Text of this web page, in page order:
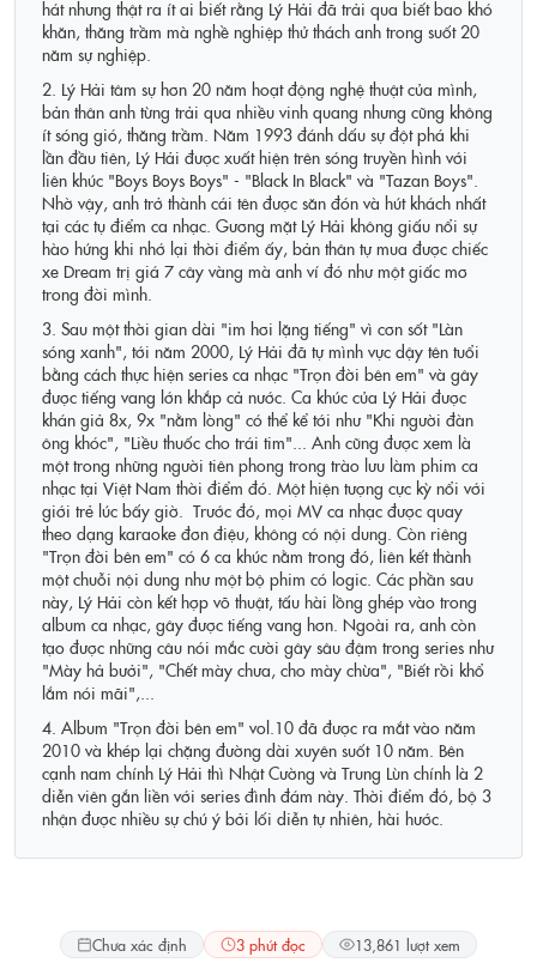
hát nhưng thật ra ít ai biết rằng Lý Hải đã trải qua biết bao khó
khăn, thăng trầm mà nghề nghiệp thử thách anh trong suốt 20
năm sự nghiệp.
2. Lý Hải tâm sự hơn 20 năm hoạt động nghệ thuật của mình,
bản thân anh từng trải qua nhiều vinh quang nhưng cũng không
ít sóng gió, thăng trầm. Năm 1993 đánh dấu sự đột phá khi
lần đầu tiên, Lý Hải được xuất hiện trên sóng truyền hình với
liên khúc "Boys Boys Boys" - "Black In Black" và "Tazan Boys".
Nhờ vậy, anh trở thành cái tên được săn đón và hút khách nhất
tại các tụ điểm ca nhạc. Gương mặt Lý Hải không giấu nổi sự
hào hứng khi nhớ lại thời điểm ấy, bản thân tự mua được chiếc
xe Dream trị giá 7 cây vàng mà anh ví đó như một giấc mơ
trong đời mình.
3. Sau một thời gian dài "im hơi lặng tiếng" vì cơn sốt "Làn
sóng xanh", tới năm 2000, Lý Hải đã tự mình vực dậy tên tuổi
bằng cách thực hiện series ca nhạc "Trọn đời bên em" và gây
được tiếng vang lớn khắp cả nước. Ca khúc của Lý Hải được
khán giả 8x, 9x "nằm lòng" có thể kể tới như "Khi người đàn
ông khóc", "Liều thuốc cho trái tim"... Anh cũng được xem là
một trong những người tiên phong trong trào lưu làm phim ca
nhạc tại Việt Nam thời điểm đó. Một hiện tượng cực kỳ nổi với
giới trẻ lúc bấy giờ. Trước đó, mọi MV ca nhạc được quay
theo dạng karaoke đơn điệu, không có nội dung. Còn riêng
"Trọn đời bên em" có 6 ca khúc nằm trong đó, liên kết thành
một chuỗi nội dung như một bộ phim có logic. Các phần sau
này, Lý Hải còn kết hợp võ thuật, tấu hài lồng ghép vào trong
album ca nhạc, gây được tiếng vang hơn. Ngoài ra, anh còn
tạo được những câu nói mắc cười gây sâu đậm trong series như
"Mày hả bưởi", "Chết mày chưa, cho mày chừa", "Biết rồi khổ
lắm nói mãi",...
4. Album "Trọn đời bên em" vol.10 đã được ra mắt vào năm
2010 và khép lại chặng đường dài xuyên suốt 10 năm. Bên
cạnh nam chính Lý Hải thì Nhật Cường và Trung Lùn chính là 2
diễn viên gắn liền với series đình đám này. Thời điểm đó, bộ 3
nhận được nhiều sự chú ý bởi lối diễn tự nhiên, hài hước.
Chưa xác định
3 phút đọc 13,861 lượt xem